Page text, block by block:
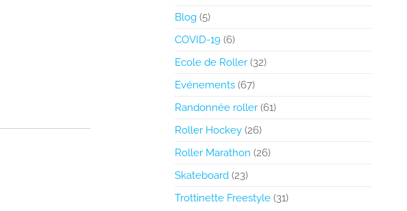
Blog(5)
COVID-19(6)
Ecole de Roller(32)
Evénements(67)
Randonnée roller(61)
Roller Hockey(26)
Roller Marathon (26)
Skateboard(23)
Trottinette Freestyle(31)